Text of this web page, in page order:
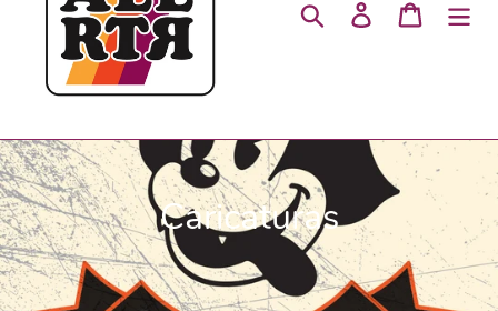
Buscar Ingresar Carrito
C
o
l
Caricaturas